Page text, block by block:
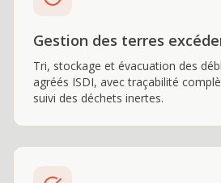
Gestion des terres
Tri, stockage et évacuation des
agréés ISDI, avec traçabilité
suivi des déchets inertes.